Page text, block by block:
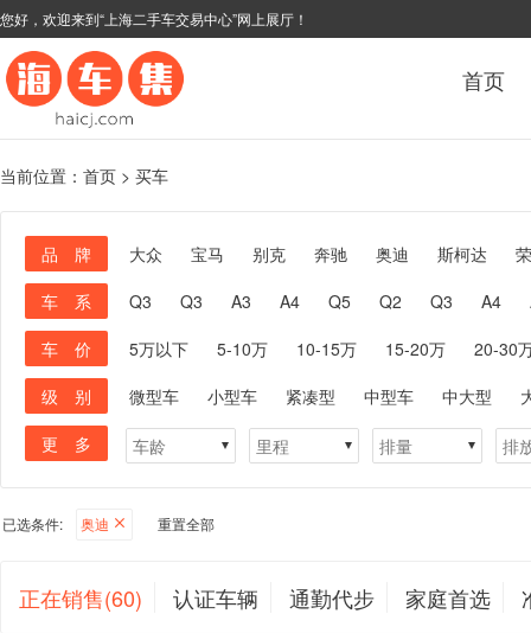
您好，欢迎来到“上海二手车交易中心”网上展厅！
首页
当前位置： 首页 > 买车
品 牌 大众 宝马 别克 奔驰 奥迪 斯柯达
车 系
Q3 Q3 A3 A4 Q5 Q2 Q3 A4
车 价
5万以下 5-10万 10-15万 15-20万
20-30
级 别
微型车 小型车 紧凑型 中型车 中大型
更 多
已选条件: 奥迪 重置全部
正在销售(60) 认证车辆 通勤代步 家庭首选